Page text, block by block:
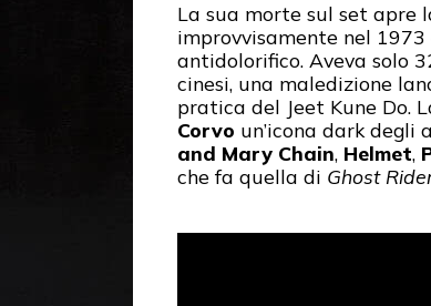
La sua morte sul set apre
improvvisamente nel
antidolorifico. Aveva solo
cinesi, una maledizione
pratica del Jeet Kune Do.
Corvo un’icona dark degli
and Mary Chain, Helmet,
che fa quella di Ghost